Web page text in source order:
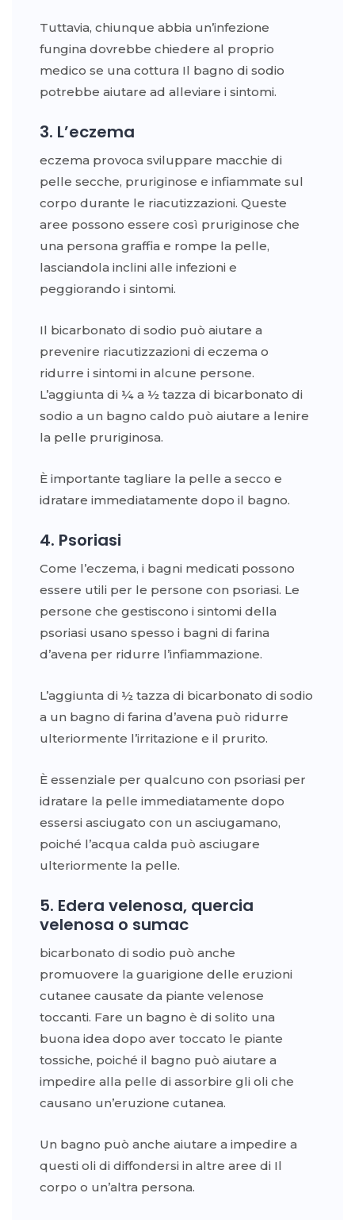
Tuttavia, chiunque abbia un’infezione
fungina dovrebbe chiedere al proprio
medico se una cottura Il bagno di sodio
potrebbe aiutare ad alleviare i sintomi.
3. L’eczema
eczema provoca sviluppare macchie di
pelle secche, pruriginose e infiammate sul
corpo durante le riacutizzazioni. Queste
aree possono essere così pruriginose che
una persona graffia e rompe la pelle,
lasciandola inclini alle infezioni e
peggiorando i sintomi.
Il bicarbonato di sodio può aiutare a
prevenire riacutizzazioni di eczema o
ridurre i sintomi in alcune persone.
L’aggiunta di ¼ a ½ tazza di bicarbonato di
sodio a un bagno caldo può aiutare a lenire
la pelle pruriginosa.
È importante tagliare la pelle a secco e
idratare immediatamente dopo il bagno.
4. Psoriasi
Come l’eczema, i bagni medicati possono
essere utili per le persone con psoriasi. Le
persone che gestiscono i sintomi della
psoriasi usano spesso i bagni di farina
d’avena per ridurre l’infiammazione.
L’aggiunta di ½ tazza di bicarbonato di sodio
a un bagno di farina d’avena può ridurre
ulteriormente l’irritazione e il prurito.
È essenziale per qualcuno con psoriasi per
idratare la pelle immediatamente dopo
essersi asciugato con un asciugamano,
poiché l’acqua calda può asciugare
ulteriormente la pelle.
5. Edera velenosa, quercia
velenosa o sumac
bicarbonato di sodio può anche
promuovere la guarigione delle eruzioni
cutanee causate da piante velenose
toccanti. Fare un bagno è di solito una
buona idea dopo aver toccato le piante
tossiche, poiché il bagno può aiutare a
impedire alla pelle di assorbire gli oli che
causano un’eruzione cutanea.
Un bagno può anche aiutare a impedire a
questi oli di diffondersi in altre aree di Il
corpo o un’altra persona.